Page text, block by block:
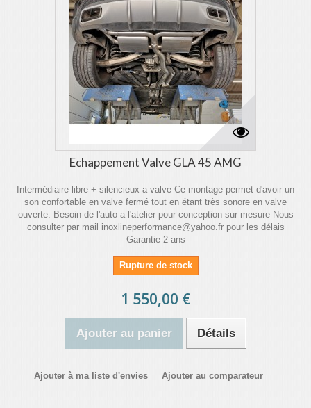
Echappement Valve GLA 45 AMG
Intermédiaire libre + silencieux a valve Ce montage permet d'avoir un
son confortable en valve fermé tout en étant très sonore en valve
ouverte. Besoin de l'auto a l'atelier pour conception sur mesure Nous
consulter par mail inoxlineperformance@yahoo.fr pour les délais
Garantie 2 ans
Rupture de stock
1 550,00 €
Ajouter au panier Détails
Ajouter à ma liste d'envies Ajouter au comparateur